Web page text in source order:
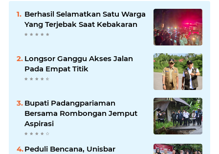
Berhasil Selamatkan Satu Warga
Yang Terjebak Saat Kebakaran
Longsor Ganggu Akses Jalan
Pada Empat Titik
Bupati Padangpariaman
Bersama Rombongan Jemput
Aspirasi
Peduli Bencana, Unisbar